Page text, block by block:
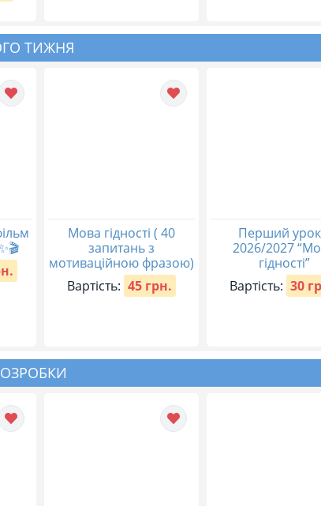
ТИЖНЯ
Мова гідності ( 40
запитань з
мотиваційною фразою)
Вартість: 45 грн.
Перший
2026/2027
гідності”
Вартість: 30